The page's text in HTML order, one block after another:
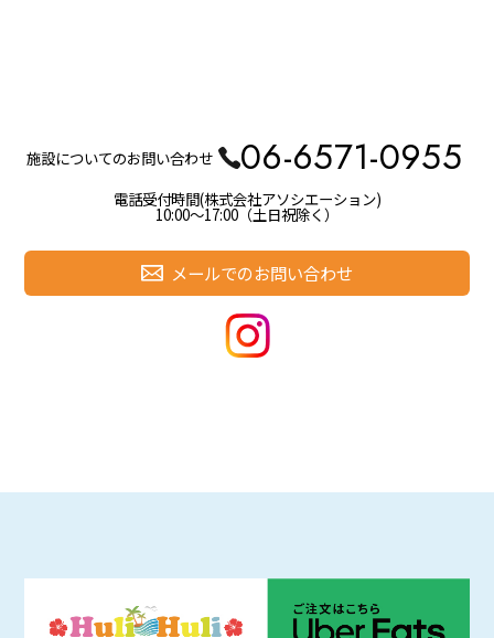
施設についてのお問い合わせ 06-6571-0955
電話受付時間(株式会社アソシエーション)
10:00～17:00（土日祝除く）
メールでのお問い合わせ